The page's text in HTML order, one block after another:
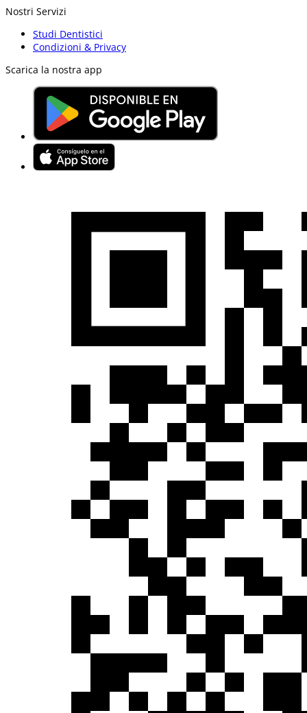
Nostri Servizi
Studi Dentistici
Condizioni & Privacy
Scarica la nostra app